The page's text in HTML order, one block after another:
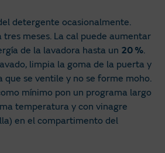
detergente ocasionalmente.
meses. La cal puede aumentar
de la lavadora hasta un 20 %.
limpia la goma de la puerta y
que se ventile y no se forme moho.
mínimo pon un programa largo
temperatura y con vinagre
en el compartimento del